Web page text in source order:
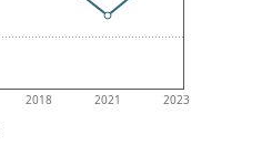
2018 2021 2023